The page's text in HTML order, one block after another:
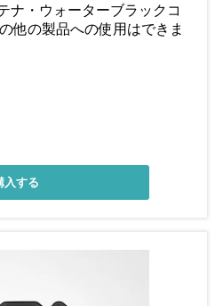
ナ・ウォーターブラックコ
他の製品への使用はできま